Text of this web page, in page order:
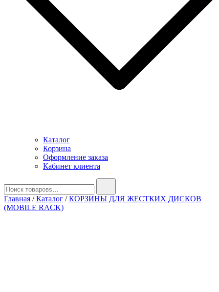
Каталог
Корзина
Оформление заказа
Кабинет клиента
Главная /Каталог /КОРЗИНЫ ДЛЯ ЖЕСТКИХ ДИСКОВ
(MOBILE RACK)